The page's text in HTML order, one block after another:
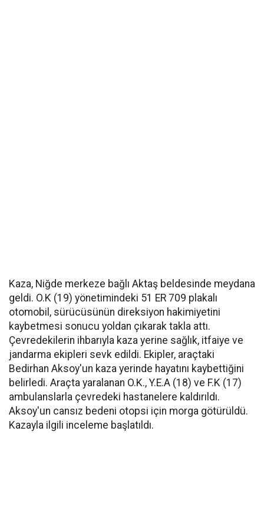
Kaza, Niğde merkeze bağlı Aktaş beldesinde meydana
geldi. O.K (19) yönetimindeki 51 ER 709 plakalı
otomobil, sürücüsünün direksiyon hakimiyetini
kaybetmesi sonucu yoldan çıkarak takla attı.
Çevredekilerin ihbarıyla kaza yerine sağlık, itfaiye ve
jandarma ekipleri sevk edildi. Ekipler, araçtaki
Bedirhan Aksoy'un kaza yerinde hayatını kaybettiğini
belirledi. Araçta yaralanan O.K., Y.E.A (18) ve F.K (17)
ambulanslarla çevredeki hastanelere kaldırıldı.
Aksoy'un cansız bedeni otopsi için morga götürüldü.
Kazayla ilgili inceleme başlatıldı.